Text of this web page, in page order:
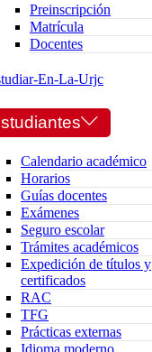
Preinscripción
Matrícula
Docentes
En-La-Urjc
Calendario académico
Horarios
Guías docentes
Exámenes
Seguro escolar
Trámites académicos
Expedición de títulos y
certificados
RAC
TFG
Prácticas externas